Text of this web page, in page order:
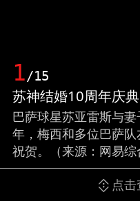
1/15
苏神结婚10周年庆
巴萨球星苏亚雷斯与
年，梅西和多位巴萨
祝贺。（来源：网易综
点